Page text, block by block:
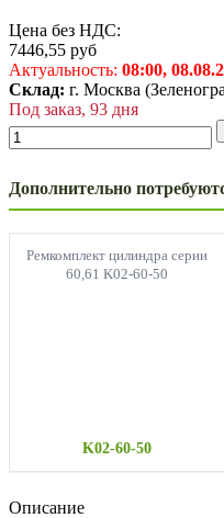
Цена без НДС:
7446,55 руб
Актуальность: 08:00,
Склад: г. Москва
Под заказ, 93 дня
Дополнительно
Ремкомплект цилиндра серии
60,61 K02-60-50
K02-60-50
Описание